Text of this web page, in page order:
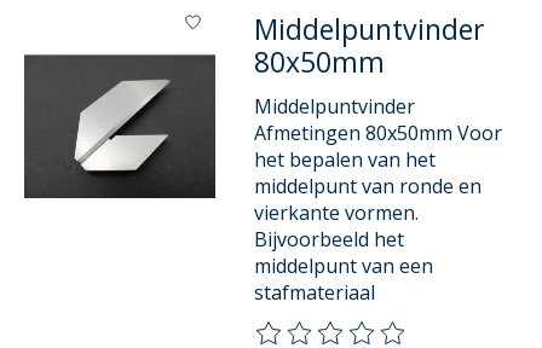
Middelpuntvinder
80x50mm
Middelpuntvinder
Afmetingen 80x50mm Voor
het bepalen van het
middelpunt van ronde en
vierkante vormen.
Bijvoorbeeld het
middelpunt van een
stafmateriaal
De beoordeling van dit